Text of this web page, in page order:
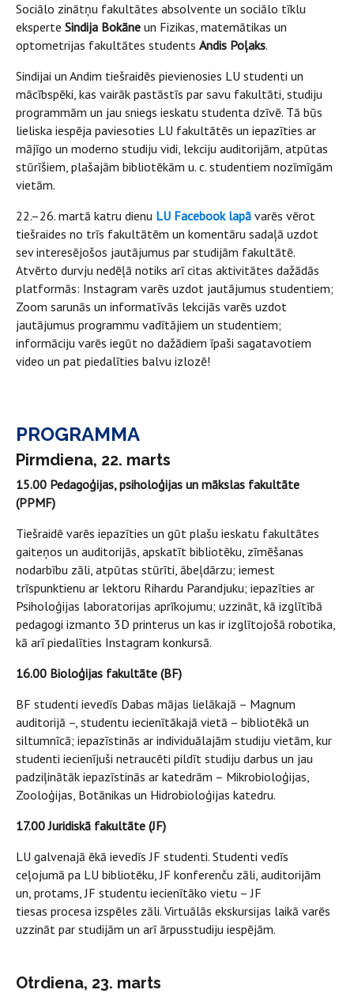
Sociālo zinātņu fakultātes absolvente un sociālo tīklu
eksperte Sindija Bokāne un Fizikas, matemātikas un
optometrijas fakultātes students Andis Poļaks.
Sindijai un Andim tiešraidēs pievienosies LU studenti un
mācībspēki, kas vairāk pastāstīs par savu fakultāti, studiju
programmām un jau sniegs ieskatu studenta dzīvē. Tā būs
lieliska iespēja paviesoties LU fakultātēs un iepazīties ar
mājīgo un moderno studiju vidi, lekciju auditorijām, atpūtas
stūrīšiem, plašajām bibliotēkām u. c. studentiem nozīmīgām
vietām.
22.–26. martā katru dienu LU Facebook lapā varēs vērot
tiešraides no trīs fakultātēm un komentāru sadaļā uzdot
sev interesējošos jautājumus par studijām fakultātē.
Atvērto durvju nedēļā notiks arī citas aktivitātes dažādās
platformās: Instagram varēs uzdot jautājumus studentiem;
Zoom sarunās un informatīvās lekcijās varēs uzdot
jautājumus programmu vadītājiem un studentiem;
informāciju varēs iegūt no dažādiem īpaši sagatavotiem
video un pat piedalīties balvu izlozē!
PROGRAMMA
Pirmdiena, 22. marts
15.00 Pedagoģijas, psiholoģijas un mākslas fakultāte
(PPMF)
Tiešraidē varēs iepazīties un gūt plašu ieskatu fakultātes
gaiteņos un auditorijās, apskatīt bibliotēku, zīmēšanas
nodarbību zāli, atpūtas stūrīti, ābeļdārzu; iemest
trīspunktienu ar lektoru Rihardu Parandjuku; iepazīties ar
Psiholoģijas laboratorijas aprīkojumu; uzzināt, kā izglītībā
pedagogi izmanto 3D printerus un kas ir izglītojošā robotika,
kā arī piedalīties Instagram konkursā.
16.00 Bioloģijas fakultāte (BF)
BF studenti ievedīs Dabas mājas lielākajā – Magnum
auditorijā –, studentu iecienītākajā vietā – bibliotēkā un
siltumnīcā; iepazīstinās ar individuālajām studiju vietām, kur
studenti iecienījuši netraucēti pildīt studiju darbus un jau
padziļinātāk iepazīstinās ar katedrām – Mikrobioloģijas,
Zooloģijas, Botānikas un Hidrobioloģijas katedru.
17.00 Juridiskā fakultāte (JF)
LU galvenajā ēkā ievedīs JF studenti. Studenti vedīs
ceļojumā pa LU bibliotēku, JF konferenču zāli, auditorijām
un, protams, JF studentu iecienītāko vietu – JF
tiesas procesa izspēles zāli. Virtuālās ekskursijas laikā varēs
uzzināt par studijām un arī ārpusstudiju iespējām.
Otrdiena, 23. marts